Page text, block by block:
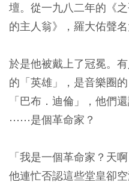
壇。從一九八二年的《
的主人翁》，羅大佑聲名
於是他被戴上了冠冕。
的「英雄」，是音樂圈
「巴布．迪倫」，他們
⋯⋯是個革命家？
「我是一個革命家？天
他連忙否認這些堂皇卻空